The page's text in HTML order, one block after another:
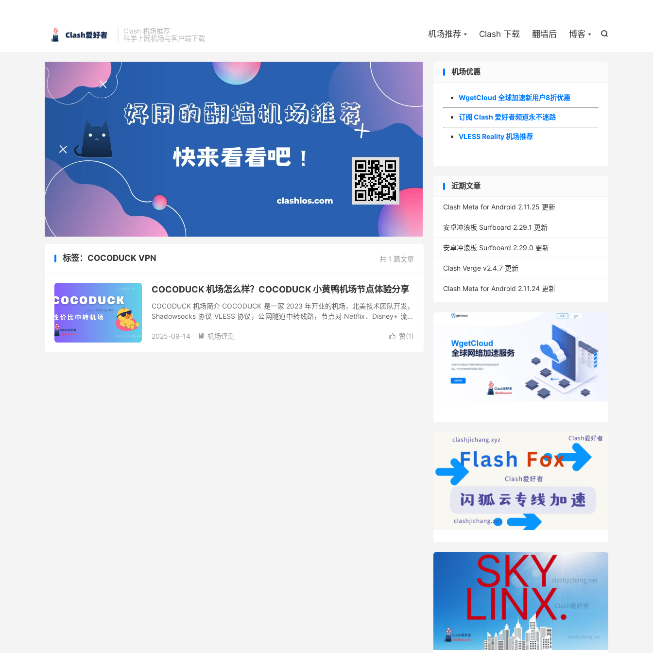
Clash 机场推荐
科学上网机场与客户端下载

机场推荐 Clash 下载 翻墙后 博客
共 1 篇文章
标签：COCODUCK VPN
COCODUCK 机场怎么样？COCODUCK 小黄鸭机场节点体验分享
COCODUCK 机场简介 COCODUCK 是一家 2023 年开业的机场，北美技术团队开发，
Shadowsocks 协议 VLESS 协议，公网隧道中转线路，节点对 Netflix、Disney+ 流媒
 赞(1)
2025-09-14  机场评测
机场优惠
WgetCloud 全球加速新用户8折优惠
订阅 Clash 爱好者频道永不迷路
VLESS Reality 机场推荐
近期文章
Clash Meta for Android 2.11.25 更新
安卓冲浪板 Surfboard 2.29.1 更新
安卓冲浪板 Surfboard 2.29.0 更新
Clash Verge v2.4.7 更新
Clash Meta for Android 2.11.24 更新